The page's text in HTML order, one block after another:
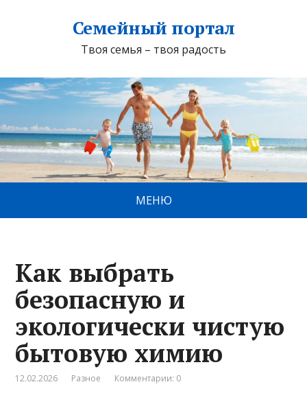
Семейный портал
Твоя семья – твоя радость
МЕНЮ
Как выбрать
безопасную и
экологически чистую
бытовую химию
12.02.2026 Разное Комментарии: 0